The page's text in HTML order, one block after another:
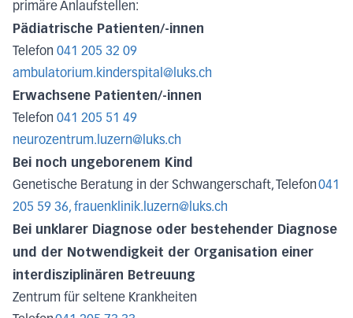
primäre Anlaufstellen:
Pädiatrische Patienten/-innen
Telefon 041 205 32 09
ambulatorium.kinderspital@luks.ch
Erwachsene Patienten/-innen
Telefon 041 205 51 49
neurozentrum.luzern@luks.ch
Bei noch ungeborenem Kind
Genetische Beratung in der Schwangerschaft, Telefon041
205 59 36, frauenklinik.luzern@luks.ch
Bei unklarer Diagnose oder bestehender Diagnose
und der Notwendigkeit der Organisation einer
interdisziplinären Betreuung
Zentrum für seltene Krankheiten